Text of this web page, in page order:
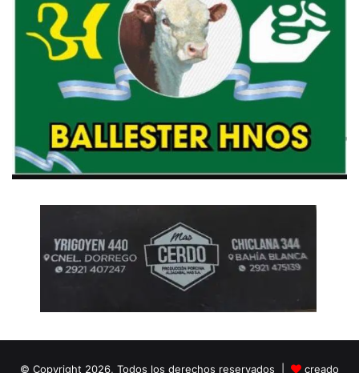
© Copyright 2026, Todos los derechos reservados | creado